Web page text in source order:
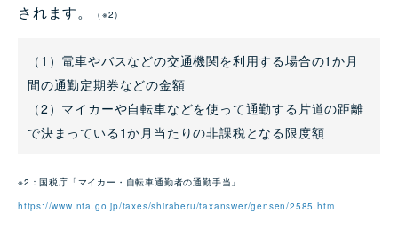
されます。
（※2）
（1）電車やバスなどの交通機関を利用する場合の1か月
間の通勤定期券などの金額
（2）マイカーや自転車などを使って通勤する片道の距離
で決まっている1か月当たりの非課税となる限度額
※2：国税庁「マイカー・自転車通勤者の通勤手当」
https://www.nta.go.jp/taxes/shiraberu/taxanswer/gensen/2585.htm